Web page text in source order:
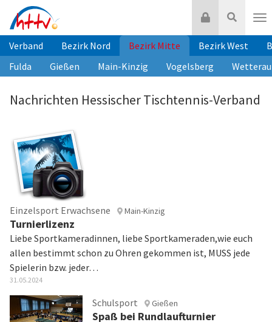
Inhalt
springen
Suche
Login
Verband Bezirk Nord Bezirk Mitte Bezirk West
Fulda
Gießen Main-Kinzig Vogelsberg Wetterau
Nachrichten Hessischer Tischtennis-Verband
Einzelsport Erwachsene Main-Kinzig
Turnierlizenz
Liebe Sportkameradinnen, liebe Sportkameraden,wie euch
allen bestimmt schon zu Ohren gekommen ist, MUSS jede
Spielerin bzw. jeder…
31.05.2024
Schulsport Gießen
Spaß bei Rundlaufturnier